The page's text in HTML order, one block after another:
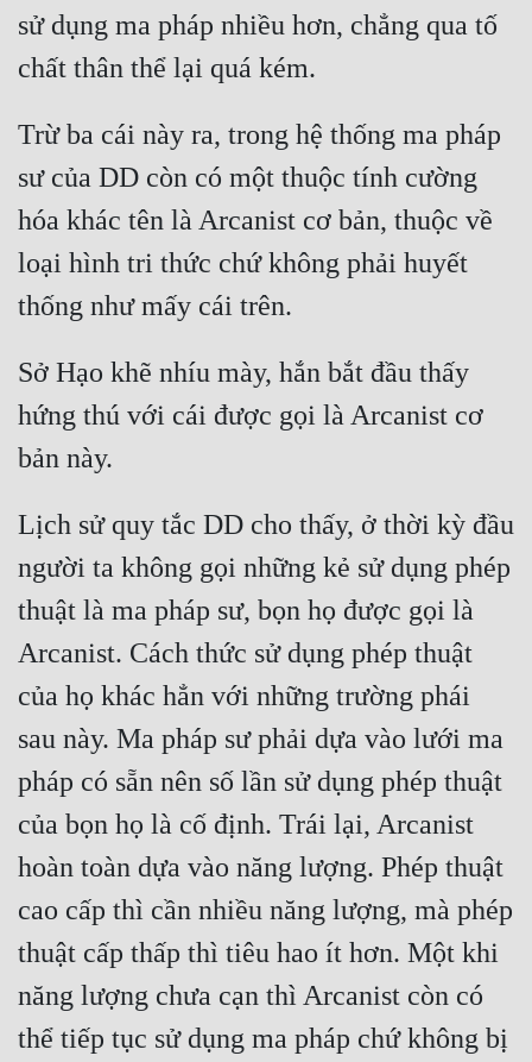
Góc Nhìn Nam
Góc Nhìn Nữ
Hài Hước
Hệ Thống
Khoa Huyễn
Khoa Huyễn Không Gian
Kinh Dị
Kiếm Hiệp
Làm Giàu
Lịch Sử
Mưu Mô
Mạt Thế
Mỹ Thực
sử dụng ma pháp nhiều hơn, chẳng qua tố
Trừ ba cái này ra, trong hệ thống ma pháp
sư của DD còn có một thuộc tính cường
hóa khác tên là Arcanist cơ bản, thuộc về
loại hình tri thức chứ không phải huyết
Sở Hạo khẽ nhíu mày, hắn bắt đầu thấy
hứng thú với cái được gọi là Arcanist cơ
Lịch sử quy tắc DD cho thấy, ở thời kỳ đầu
người ta không gọi những kẻ sử dụng phép
thuật là ma pháp sư, bọn họ được gọi là
Arcanist. Cách thức sử dụng phép thuật
của họ khác hẳn với những trường phái
sau này. Ma pháp sư phải dựa vào lưới ma
pháp có sẵn nên số lần sử dụng phép thuật
của bọn họ là cố định. Trái lại, Arcanist
hoàn toàn dựa vào năng lượng. Phép thuật
cao cấp thì cần nhiều năng lượng, mà phép
thuật cấp thấp thì tiêu hao ít hơn. Một khi
năng lượng chưa cạn thì Arcanist còn có
thể tiếp tục sử dụng ma pháp chứ không bị